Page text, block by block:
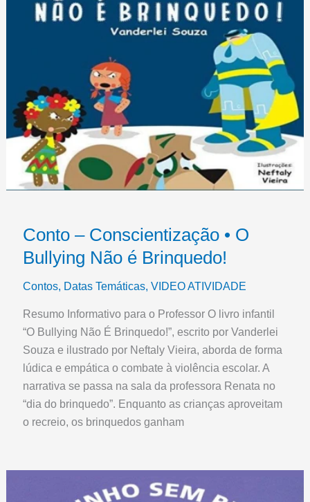
Conto – Conscientização • O
Bullying Não é Brinquedo!
Contos, Datas Temáticas, VIDEO ATIVIDADE
Resumo Informativo para o Professor O livro infantil
“O Bullying Não É Brinquedo!”, escrito por Vanderlei
Souza e ilustrado por Neftaly Vieira, aborda de forma
lúdica e empática o combate à violência escolar. A
narrativa se passa na sala da professora Renata no
“dia do brinquedo”. Enquanto as crianças aproveitam
o recreio, os brinquedos ganham